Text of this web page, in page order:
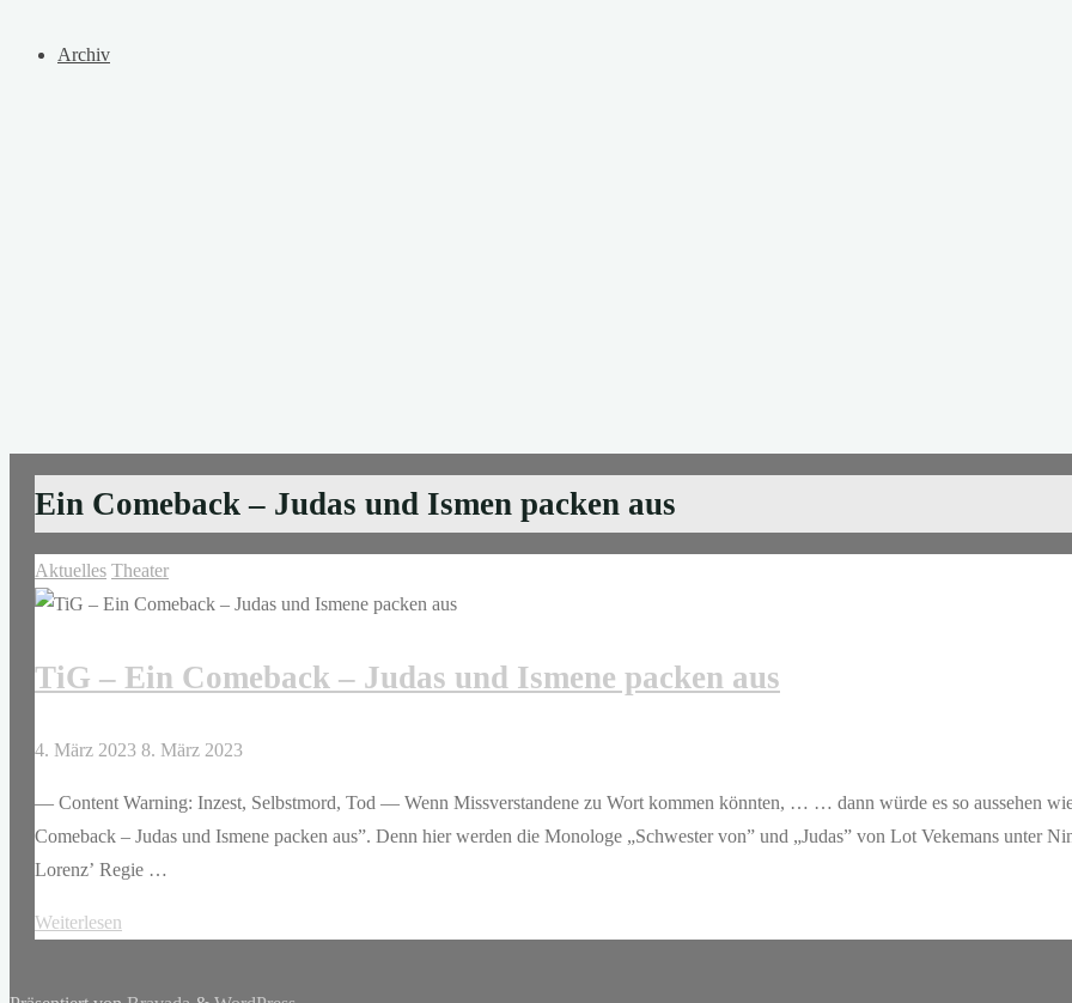
Archiv
Ein Comeback – Judas und Ismen packen aus
Aktuelles Theater
TiG – Ein Comeback – Judas und Ismene packen aus
4. März 2023 8. März 2023
— Content Warning: Inzest, Selbstmord, Tod — Wenn Missverstandene zu Wort kommen könnten, … … dann würde es so aussehen
Comeback – Judas und Ismene packen aus”. Denn hier werden die Monologe „Schwester von” und „Judas” von Lot Vekemans unter
Lorenz’ Regie …
Weiterlesen